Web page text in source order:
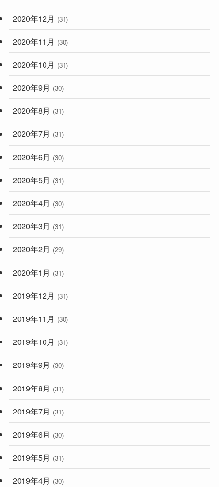
2020年12月 (31)
2020年11月 (30)
2020年10月 (31)
2020年9月 (30)
2020年8月 (31)
2020年7月 (31)
2020年6月 (30)
2020年5月 (31)
2020年4月 (30)
2020年3月 (31)
2020年2月 (29)
2020年1月 (31)
2019年12月 (31)
2019年11月 (30)
2019年10月 (31)
2019年9月 (30)
2019年8月 (31)
2019年7月 (31)
2019年6月 (30)
2019年5月 (31)
2019年4月 (30)